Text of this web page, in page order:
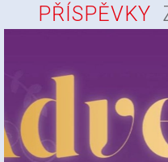
PŘÍSPĚVKY